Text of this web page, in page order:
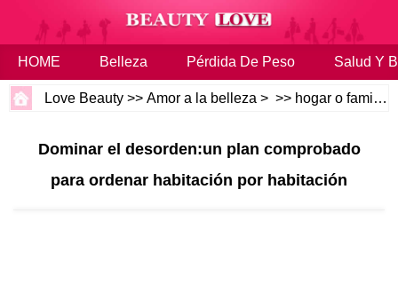
HOME Belleza Pérdida De Peso Salud Y
Love Beauty >>Amor a la belleza > >> hogar o familia
Dominar el desorden:un plan comprobado
para ordenar habitación por habitación